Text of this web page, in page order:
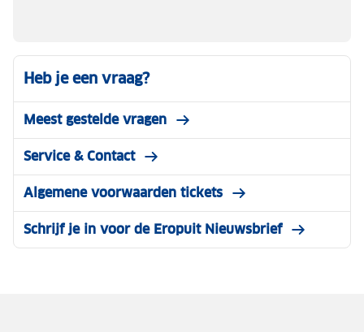
Heb je een vraag?
Meest gestelde vragen
Service & Contact
Algemene voorwaarden tickets
Schrijf je in voor de Eropuit Nieuwsbrief